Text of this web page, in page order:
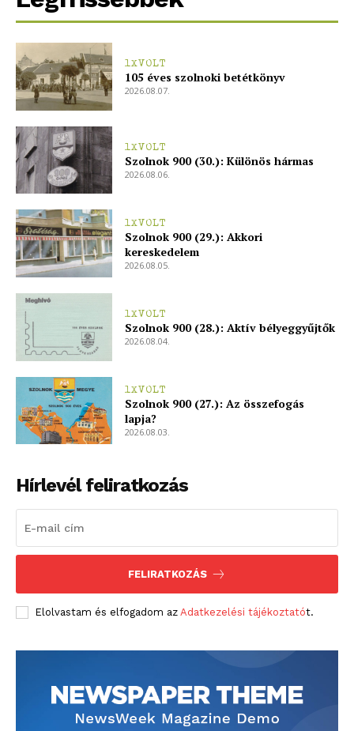
1XVOLT
105 éves szolnoki betétkönyv
2026.08.07.
1XVOLT
Szolnok 900 (30.): Különös hármas
2026.08.06.
1XVOLT
Szolnok 900 (29.): Akkori
kereskedelem
2026.08.05.
1XVOLT
Szolnok 900 (28.): Aktív bélyeggyűjtők
2026.08.04.
1XVOLT
Szolnok 900 (27.): Az összefogás
lapja?
2026.08.03.
Hírlevél feliratkozás
FELIRATKOZÁS
Elolvastam és elfogadom az Adatkezelési tájékoztatót.